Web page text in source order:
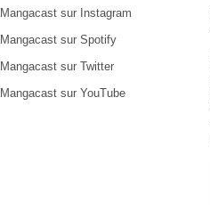
Mangacast sur Instagram
Mangacast sur Spotify
Mangacast sur Twitter
Mangacast sur YouTube